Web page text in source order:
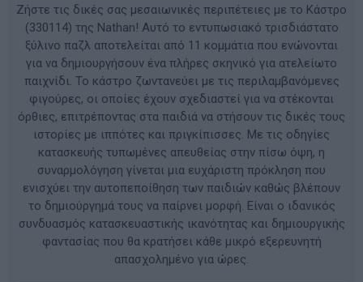
Ζήστε τις δικές σας μεσαιωνικές περιπέτειες με το Κάστρο
(330114) της Nathan! Αυτό το εντυπωσιακό τρισδιάστατο
ξύλινο παζλ αποτελείται από 11 κομμάτια που ενώνονται
για να δημιουργήσουν ένα πλήρες σκηνικό για ατελείωτο
παιχνίδι. Το κάστρο ζωντανεύει με τις περιλαμβανόμενες
φιγούρες, οι οποίες έχουν σχεδιαστεί για να στέκονται
όρθιες, επιτρέποντας στα παιδιά να στήσουν τις δικές τους
ιστορίες με ιππότες και πριγκίπισσες. Με τις οδηγίες
κατασκευής τυπωμένες απευθείας στην πίσω όψη, η
συναρμολόγηση γίνεται μια ευχάριστη πρόκληση που
ενισχύει την αυτοπεποίθηση των παιδιών καθώς βλέπουν
το δημιούργημά τους να παίρνει μορφή. Είναι ο ιδανικός
συνδυασμός κατασκευαστικής ικανότητας και δημιουργικής
φαντασίας που θα κρατήσει κάθε μικρό εξερευνητή
απασχολημένο για ώρες.